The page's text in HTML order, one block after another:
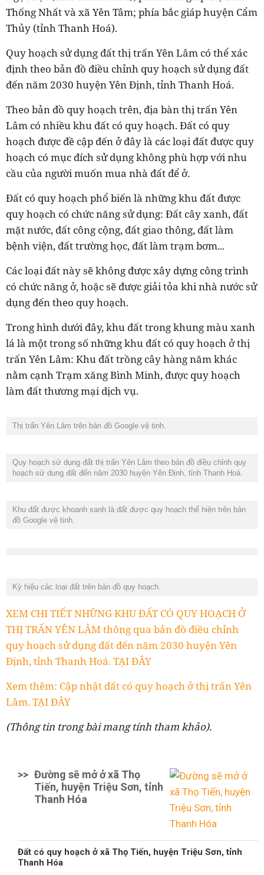
Thống Nhất và xã Yên Tâm; phía bắc giáp huyện Cẩm
Thủy (tỉnh Thanh Hoá).
Quy hoạch sử dụng đất thị trấn Yên Lâm có thể xác
định theo bản đồ điều chỉnh quy hoạch sử dụng đất
đến năm 2030 huyện Yên Định, tỉnh Thanh Hoá.
Theo bản đồ quy hoạch trên, địa bàn thị trấn Yên
Lâm có nhiều khu đất có quy hoạch. Đất có quy
hoạch được đề cập đến ở đây là các loại đất được quy
hoạch có mục đích sử dụng không phù hợp với nhu
cầu của người muốn mua nhà đất để ở.
Đất có quy hoạch phổ biến là những khu đất được
quy hoạch có chức năng sử dụng: Đất cây xanh, đất
mặt nước, đất công cộng, đất giao thông, đất làm
bệnh viện, đất trường học, đất làm trạm bơm...
Các loại đất này sẽ không được xây dựng công trình
có chức năng ở, hoặc sẽ được giải tỏa khi nhà nước sử
dụng đến theo quy hoạch.
Trong hình dưới đây, khu đất trong khung màu xanh
lá là một trong số những khu đất có quy hoạch ở thị
trấn Yên Lâm: Khu đất trồng cây hàng năm khác
nằm cạnh Trạm xăng Bình Minh, được quy hoạch
làm đất thương mại dịch vụ.
Thị trấn Yên Lâm trên bản đồ Google vệ tinh.
Quy hoạch sử dụng đất thị trấn Yên Lâm theo bản đồ điều chỉnh quy
hoạch sử dụng đất đến năm 2030 huyện Yên Định, tỉnh Thanh Hoá.
Khu đất được khoanh xanh là đất được quy hoạch thể hiện trên bản
đồ Google vệ tinh.
Ký hiệu các loại đất trên bản đồ quy hoạch.
XEM CHI TIẾT NHỮNG KHU ĐẤT CÓ QUY HOẠCH Ở
THỊ TRẤN YÊN LÂM thông qua bản đồ điều chỉnh
quy hoạch sử dụng đất đến năm 2030 huyện Yên
Định, tỉnh Thanh Hoá. TẠI ĐÂY
Xem thêm: Cập nhật đất có quy hoạch ở thị trấn Yên
Lâm. TẠI ĐÂY
(Thông tin trong bài mang tính tham khảo).
>> Đường sẽ mở ở xã Thọ
Tiến, huyện Triệu Sơn, tỉnh
Thanh Hóa
Đất có quy hoạch ở xã Thọ Tiến, huyện Triệu Sơn, tỉnh
Thanh Hóa